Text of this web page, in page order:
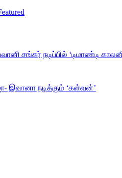
சங்கர் நடிப்பில் ‘டிமாண்டி
இவானா நடிக்கும் ‘கள்வன்’